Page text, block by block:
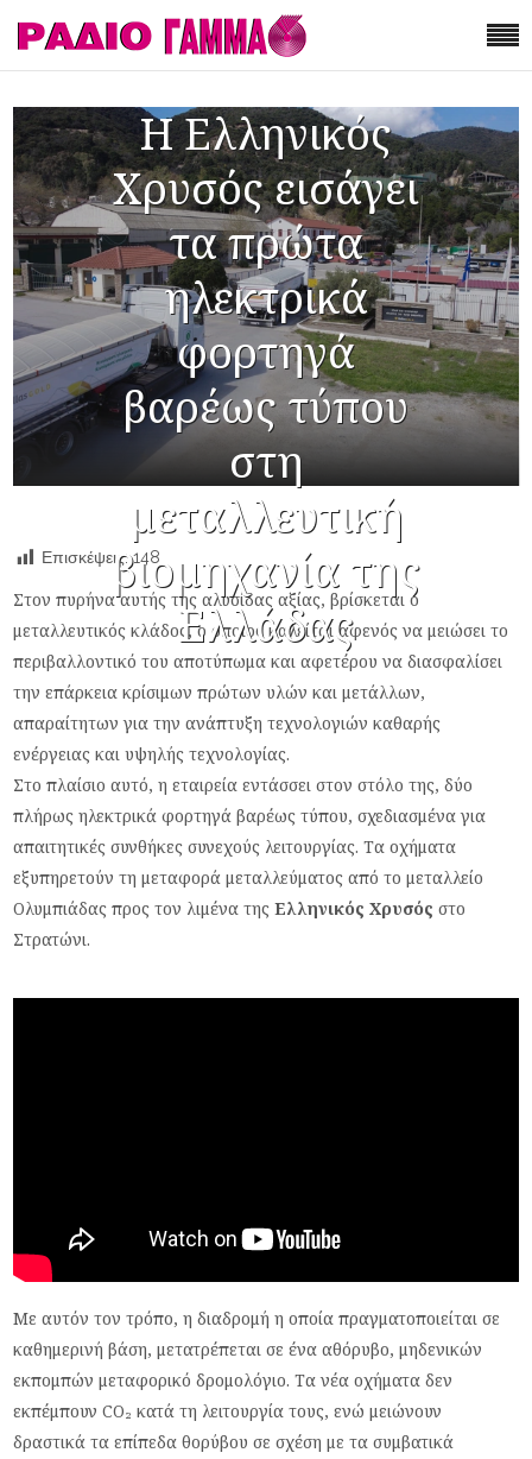
Η Ελληνικός
Χρυσός εισάγει
τα πρώτα
ηλεκτρικά
φορτηγά
βαρέως τύπου
στη
μεταλλευτική
βιομηχανία της
Ελλάδας
Επισκέψεις: 148
Στον πυρήνα αυτής της αλυσίδας αξίας, βρίσκεται ο
μεταλλευτικός κλάδος, ο οποίος καλείται αφενός να μειώσει το
περιβαλλοντικό του αποτύπωμα και αφετέρου να διασφαλίσει
την επάρκεια κρίσιμων πρώτων υλών και μετάλλων,
απαραίτητων για την ανάπτυξη τεχνολογιών καθαρής
ενέργειας και υψηλής τεχνολογίας.
Στο πλαίσιο αυτό, η εταιρεία εντάσσει στον στόλο της, δύο
πλήρως ηλεκτρικά φορτηγά βαρέως τύπου, σχεδιασμένα για
απαιτητικές συνθήκες συνεχούς λειτουργίας. Τα οχήματα
εξυπηρετούν τη μεταφορά μεταλλεύματος από το μεταλλείο
Ολυμπιάδας προς τον λιμένα τηςΕλληνικός Χρυσόςστο
Στρατώνι.
Με αυτόν τον τρόπο, η διαδρομή η οποία πραγματοποιείται σε
καθημερινή βάση, μετατρέπεται σε ένα αθόρυβο, μηδενικών
εκπομπών μεταφορικό δρομολόγιο. Τα νέα οχήματα δεν
εκπέμπουν CO₂ κατά τη λειτουργία τους, ενώ μειώνουν
δραστικά τα επίπεδα θορύβου σε σχέση με τα συμβατικά